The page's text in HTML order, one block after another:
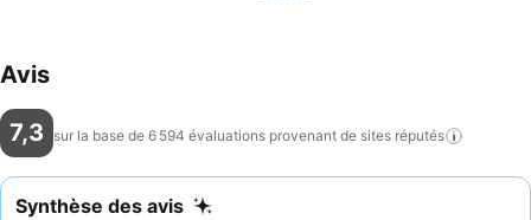
Avis
7,3 sur la base de 6 594 évaluations provenant de sites réputés
Synthèse des avis